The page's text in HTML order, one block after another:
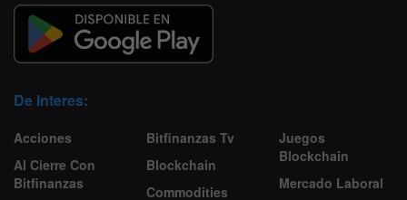
De Interes:
Acciones
Al Cierre Con
Bitfinanzas
Bitfinanzas Tv
Blockchain
Commodities
Juegos
Blockchain
Mercado Laboral